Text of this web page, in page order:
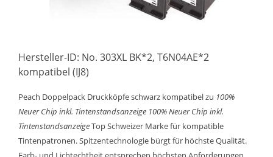
Hersteller-ID: No. 303XL BK*2, T6N04AE*2
kompatibel (IJ8)
Peach Doppelpack Druckköpfe schwarz kompatibel zu 100%
Neuer Chip inkl. Tintenstandsanzeige 100% Neuer Chip inkl.
TintenstandsanzeigeTop Schweizer Marke für kompatible
Tintenpatronen. Spitzentechnologie bürgt für höchste Qualität.